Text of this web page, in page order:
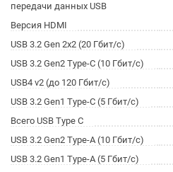
передачи данных USB
Версия HDMI
USB 3.2 Gen 2x2 (20 Гбит/с)
USB 3.2 Gen2 Type-C (10 Гбит/с)
USB4 v2 (до 120 Гбит/с)
USB 3.2 Gen1 Type-C (5 Гбит/с)
Всего USB Type C
USB 3.2 Gen2 Type-A (10 Гбит/с)
USB 3.2 Gen1 Type-A (5 Гбит/с)